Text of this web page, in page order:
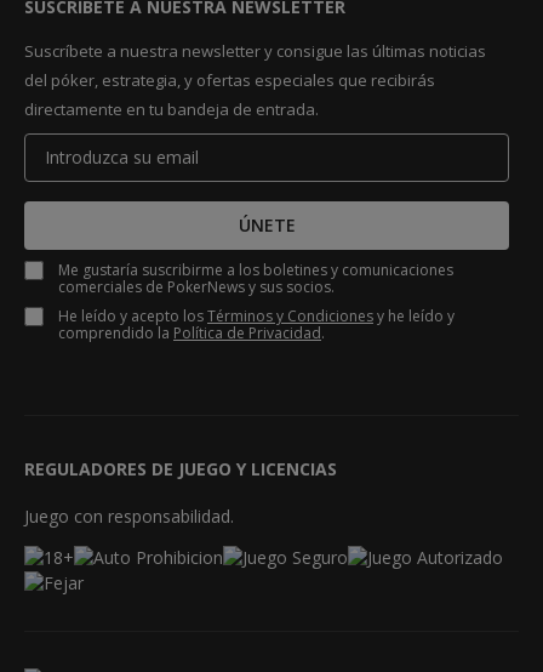
SUSCRÍBETE A NUESTRA NEWSLETTER
Suscríbete a nuestra newsletter y consigue las últimas noticias
del póker, estrategia, y ofertas especiales que recibirás
directamente en tu bandeja de entrada.
ÚNETE
Me gustaría suscribirme a los boletines y comunicaciones
comerciales de PokerNews y sus socios.
He leído y acepto losTérminos y Condicionesy he leído y
comprendido la Política de Privacidad.
REGULADORES DE JUEGO Y LICENCIAS
Juego con responsabilidad.